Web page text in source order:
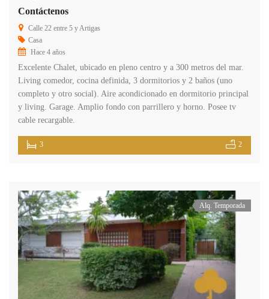
Contáctenos
Calle 22 entre 5 y Artigas
Casa
Hace 4 años
Excelente Chalet, ubicado en pleno centro y a 300 metros del mar.
Living comedor, cocina definida, 3 dormitorios y 2 baños (uno
completo y otro social). Aire acondicionado en dormitorio principal
y living. Garage. Amplio fondo con parrillero y horno. Posee tv
cable recargable.
3 2
Alq. Temporada